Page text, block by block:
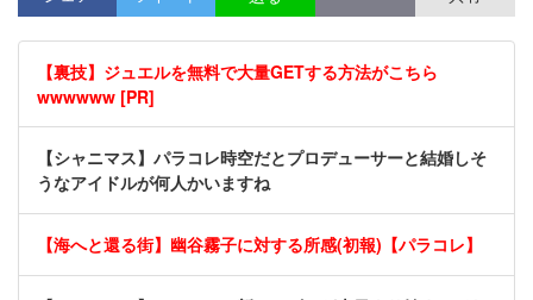
【裏技】ジュエルを無料で大量GETする方法がこちら
wwwwww [PR]
【シャニマス】パラコレ時空だとプロデューサーと結婚しそ
うなアイドルが何人かいますね
【海へと還る街】幽谷霧子に対する所感(初報)【パラコレ】